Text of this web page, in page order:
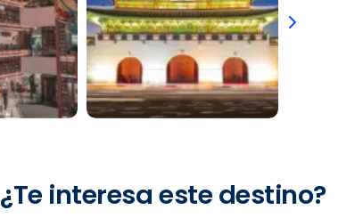
¿Te interesa este destino?